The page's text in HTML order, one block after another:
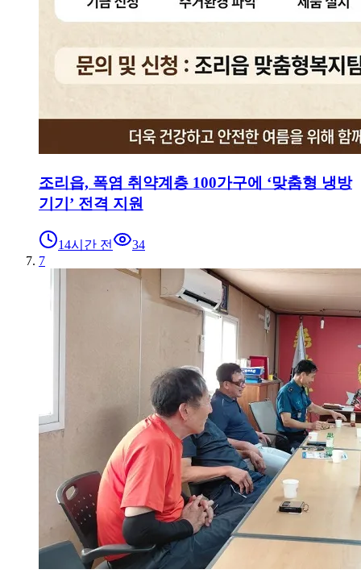
조리읍, 폭염 취약계층 100가구에 ‘맞춤형 냉방
기기’ 전격 지원
14시간 전
34
7